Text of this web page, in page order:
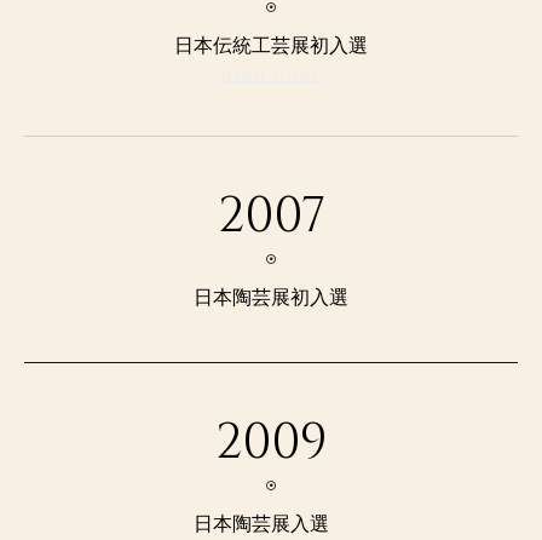
日本伝統工芸展初入選
2007
日本陶芸展初入選
2009
日本陶芸展入選